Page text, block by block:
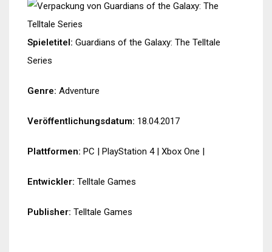
Spieletitel: Guardians of the Galaxy: The Telltale
Series
Genre: Adventure
Veröffentlichungsdatum: 18.04.2017
Plattformen: PC | PlayStation 4| Xbox One |
Entwickler: Telltale Games
Publisher: Telltale Games